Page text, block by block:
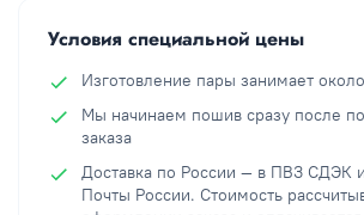
Условия специальной цены
Изготовление пары занимает
Мы начинаем пошив сразу после
заказа
Доставка по России — в ПВЗ СДЭК
Почты России. Стоимость